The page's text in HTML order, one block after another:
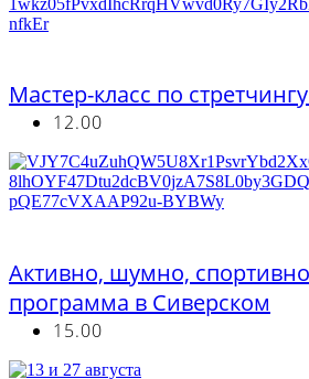
Мастер-класс по
12.00
Активно, шумно,
программа в Сиверском
15.00